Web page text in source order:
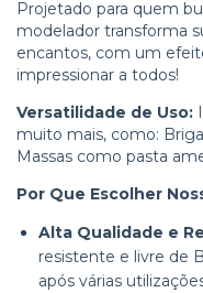
Projetado para quem
modelador transforma
encantos, com um
impressionar a todos!
Versatilidade de Uso:
muito mais, como:
Massas como pasta
Por Que Escolher
Alta Qualidade e
resistente e livre de
após várias